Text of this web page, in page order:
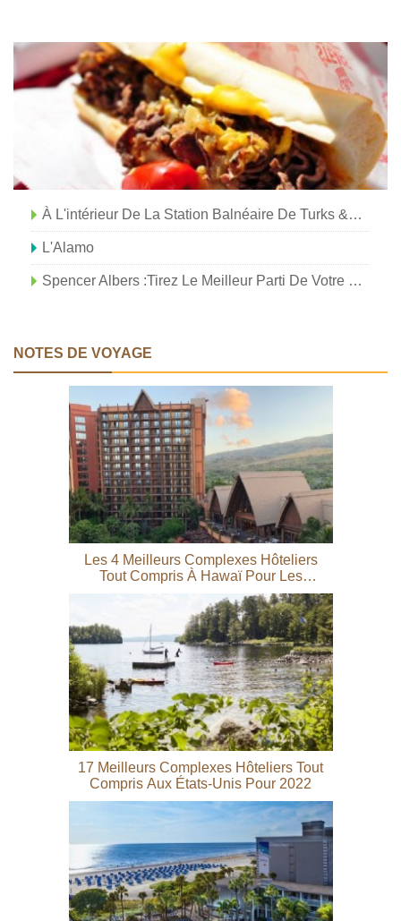
À L'intérieur De La Station Balnéaire De Turks &Caicos Où Des Célébrités De Premier Plan S'approprient Des Propriétés
L'Alamo
Spencer Albers :Tirez Le Meilleur Parti De Votre Expérience De Villégiature Tout Compris
NOTES DE VOYAGE
Les 4 Meilleurs Complexes Hôteliers
Tout Compris À Hawaï Pour Les
17 Meilleurs Complexes Hôteliers Tout
Compris Aux États-Unis Pour 2022